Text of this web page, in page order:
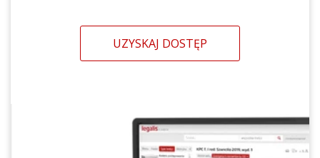
UZYSKAJ DOSTĘP